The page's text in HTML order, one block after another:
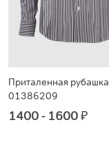
Приталенная рубашка
01386209
1400 - 1600₽